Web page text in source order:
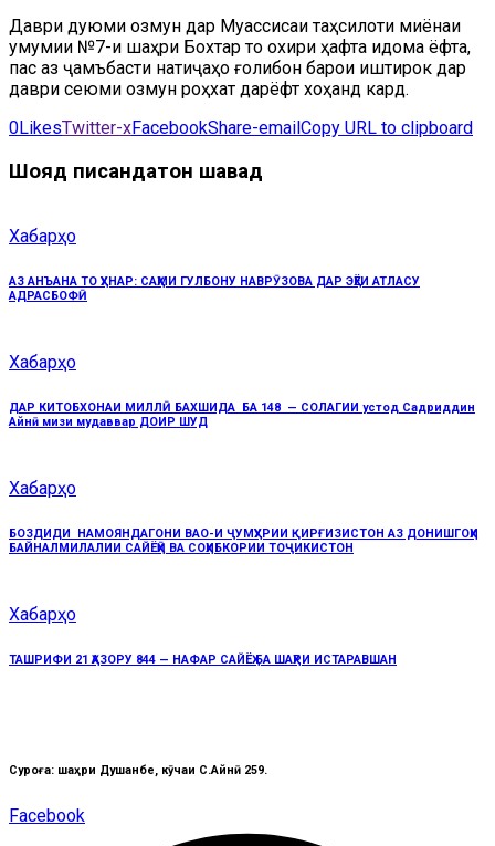
Даври дуюми озмун дар Муассисаи таҳсилоти миёнаи
умумии №7-и шаҳри Бохтар то охири ҳафта идома ёфта,
пас аз ҷамъбасти натиҷаҳо ғолибон барои иштирок дар
даври сеюми озмун роҳхат дарёфт хоҳанд кард.
0LikesTwitter-xFacebookShare-email Copy URL to clipboard
Шояд писандатон шавад
Хабарҳо
АЗ АНЪАНА ТО ҲУНАР: САҲМИ ГУЛБОНУ НАВРӮЗОВА ДАР ЭҲЁИ АТЛАСУ
АДРАСБОФӢ
Хабарҳо
ДАР КИТОБХОНАИ МИЛЛӢ БАХШИДА БА 148 — СОЛАГИИ устод Садриддин
Айнӣ мизи мудаввар ДОИР ШУД
Хабарҳо
БОЗДИДИ НАМОЯНДАГОНИ ВАО-И ҶУМҲУРИИ ҚИРҒИЗИСТОН АЗ ДОНИШГОҲИ
БАЙНАЛМИЛАЛИИ САЙЁҲӢ ВА СОҲИБКОРИИ ТОҶИКИСТОН
Хабарҳо
ТАШРИФИ 21 ҲАЗОРУ 844 — НАФАР САЙЁҲ БА ШАҲРИ ИСТАРАВШАН
Суроға: шаҳри Душанбе, кӯчаи C.Айнӣ 259.
Facebook